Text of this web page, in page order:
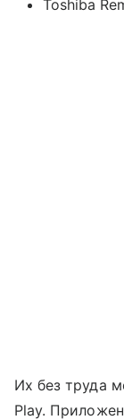
Toshiba
Их без труда
Play.